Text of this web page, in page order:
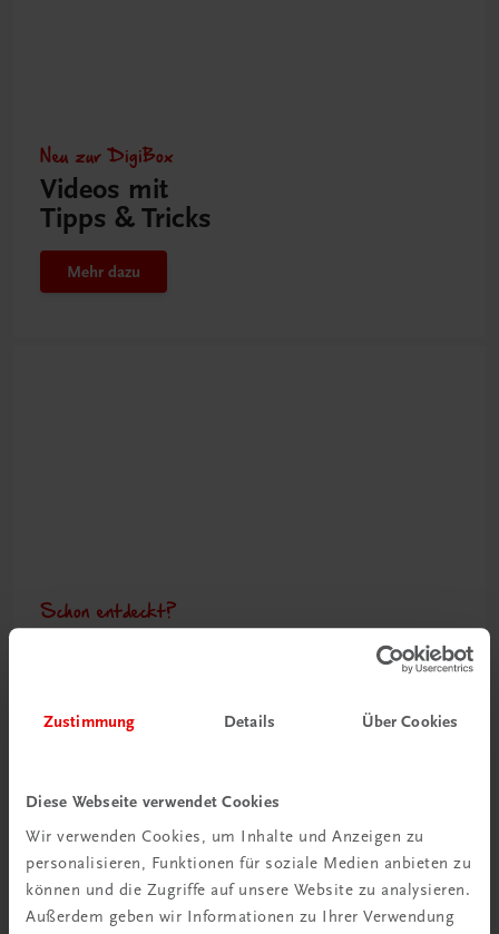
Zustimmung Details Über Cookies
Diese Webseite verwendet Cookies
Wir verwenden Cookies, um Inhalte und Anzeigen zu
personalisieren, Funktionen für soziale Medien anbieten zu
können und die Zugriffe auf unsere Website zu analysieren.
Außerdem geben wir Informationen zu Ihrer Verwendung
Neu zur DigiBox
Videos mit
Tipps & Tricks
Mehr dazu
Schon entdeckt?